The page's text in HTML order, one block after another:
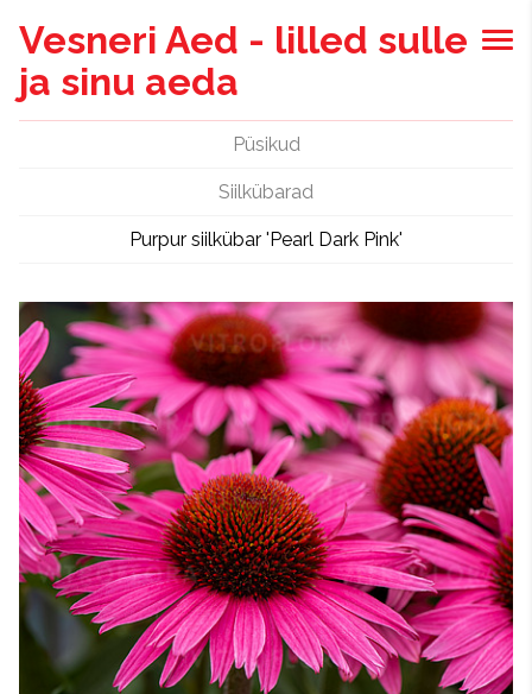
Vesneri Aed - lilled sulle
ja sinu aeda
Püsikud
Siilkübarad
Purpur siilkübar 'Pearl Dark Pink'